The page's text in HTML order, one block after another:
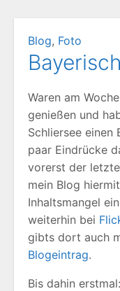
Blog, Foto
Waren am
genießen und
Schliersee
paar Eindrücke
vorerst der
mein Blog
Inhaltsmangel
weiterhin bei
gibts dort auch
Blogeintrag.
Bis dahin